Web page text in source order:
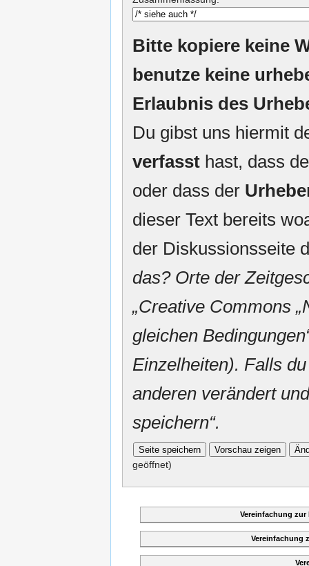
Bitte kopiere keine
benutze keine
Erlaubnis des
Du gibst uns hiermit
verfasst hast, dass
oder dass der
dieser Text bereits
der Diskussionsseite
das? Orte der
„Creative Commons
gleichen
Einzelheiten). Falls
anderen verändert
speichern“.
geöffnet)
Vereinfachung
Vereinfachung